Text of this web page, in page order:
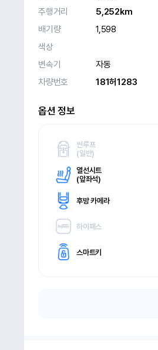
주행거리
5,252km
배기량
1,598
색상
변속기
자동
차량번호
181허1283
옵션 정보
썬루프
(일반)
열선시트
(앞좌석)
후방 카메라
하이패스
스마트키